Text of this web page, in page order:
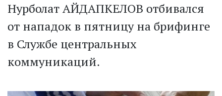
Нурболат АЙДАПКЕЛОВ отбивался
от нападок в пятницу на брифинге
в Службе центральных
коммуникаций.